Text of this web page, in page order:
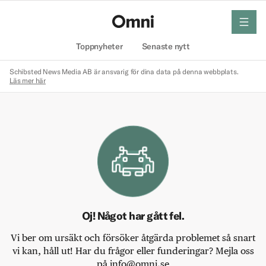
Toppnyheter Senaste nytt
meny
Schibsted News Media AB är ansvarig för dina data på denna webbplats.
Läs mer här
Oj! Något har gått fel.
Vi ber om ursäkt och försöker åtgärda problemet så snart
vi kan, håll ut! Har du frågor eller funderingar? Mejla oss